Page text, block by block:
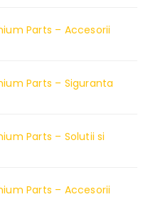
Parts – Accesorii
Parts – Siguranta
Parts – Solutii si
Parts – Accesorii